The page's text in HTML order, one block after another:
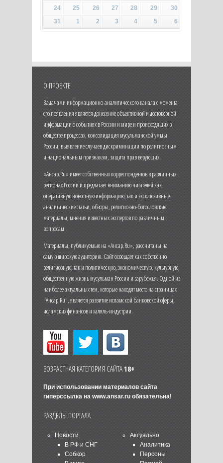
24
25 26 27 28 29
30
31
1 2 3 4 5 6
О ПРОЕКТЕ
Задачами информационно-аналитического канала с момента
его появления является донесение объективной и достоверной
информации о событиях в России и мире и происходящих в
обществе процессах, консолидация мусульманской уммы
России, выявление случаев дискриминации по религиозным
и национальным признакам, защита прав верующих.
«Ансар.Ru» имеет собственных корреспондентов в различных
регионах России и предлагает вниманию читателей как
оперативную новостную информацию, так и эксклюзивные
аналитические статьи, обзоры, религиозно-богословские
материалы, мнения известных экспертов по различным
вопросам.
Материалы, публикуемые на «Ансар.Ru», рассчитаны на
самую широкую аудиторию. Сайт освещает как собственно
религиозную, так и политическую, экономическую, культурную,
общественную жизнь мусульман России и зарубежья. Одной из
наиболее актуальных тем, которые находят место на страницах
"Ансар.Ru", является развитие исламской банковской сферы,
исламских финансов и халяль-индустрии.
ВОЗРАСТНАЯ КАТЕГОРИЯ САЙТА18+
При использовании материалов сайта
гиперссылка на www.ansar.ruобязательна!
РАЗДЕЛЫ ПОРТАЛА
Новости
В РФ и СНГ
Собкор
Актуально
Аналитика
Персоны